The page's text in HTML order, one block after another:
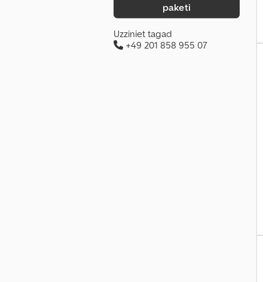
paketi
Uzziniet tagad
+49 201 858 955 07